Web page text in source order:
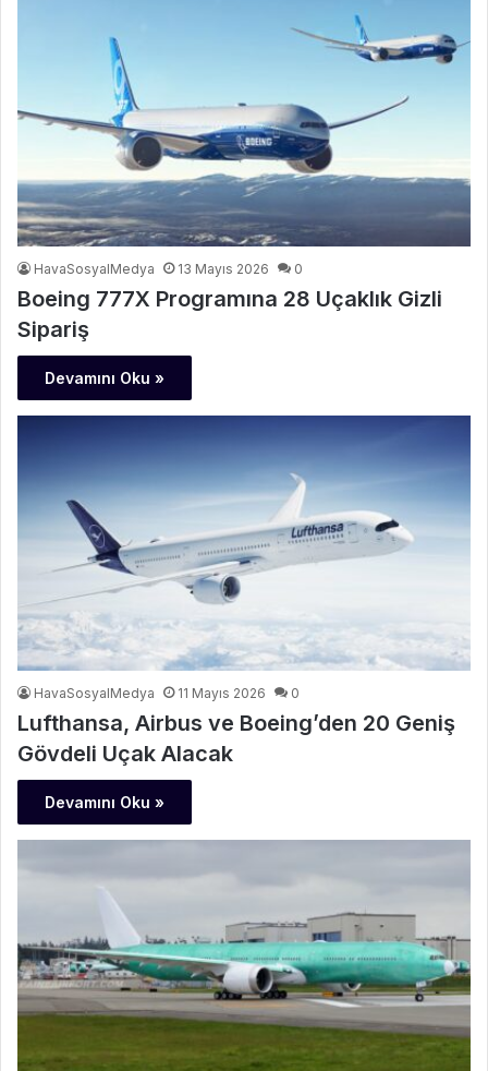
HavaSosyalMedya 13 Mayıs 2026 0
Boeing 777X Programına 28 Uçaklık Gizli
Sipariş
Devamını Oku »
HavaSosyalMedya 11 Mayıs 2026 0
Lufthansa, Airbus ve Boeing’den 20 Geniş
Gövdeli Uçak Alacak
Devamını Oku »